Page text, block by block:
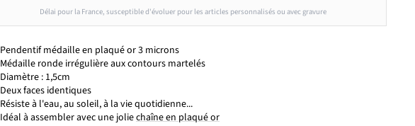
Délai pour la France, susceptible d'évoluer pour les articles personnalisés ou avec gravure
Pendentif médaille en plaqué or 3 microns
Médaille ronde irrégulière aux contours martelés
Diamètre : 1,5cm
Deux faces identiques
Résiste à l'eau, au soleil, à la vie quotidienne...
Idéal à assembler avec une joliechaîne en plaqué or